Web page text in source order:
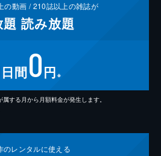
の動画 /210誌以上の雑誌が
題 読み放題
日間0円 ※
する月から月額料金が発生します。
のレンタルに使える